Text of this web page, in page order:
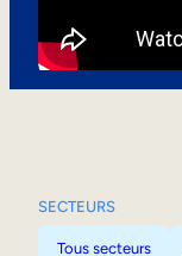
SECTEURS
Tous secteurs